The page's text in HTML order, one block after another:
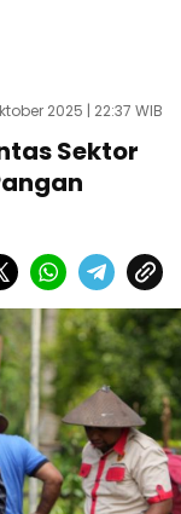
2025 | 22:37 WIB
Sektor